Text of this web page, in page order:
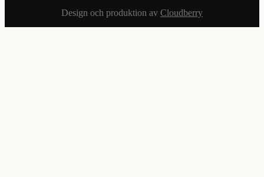
Design och produktion av Cloudberry